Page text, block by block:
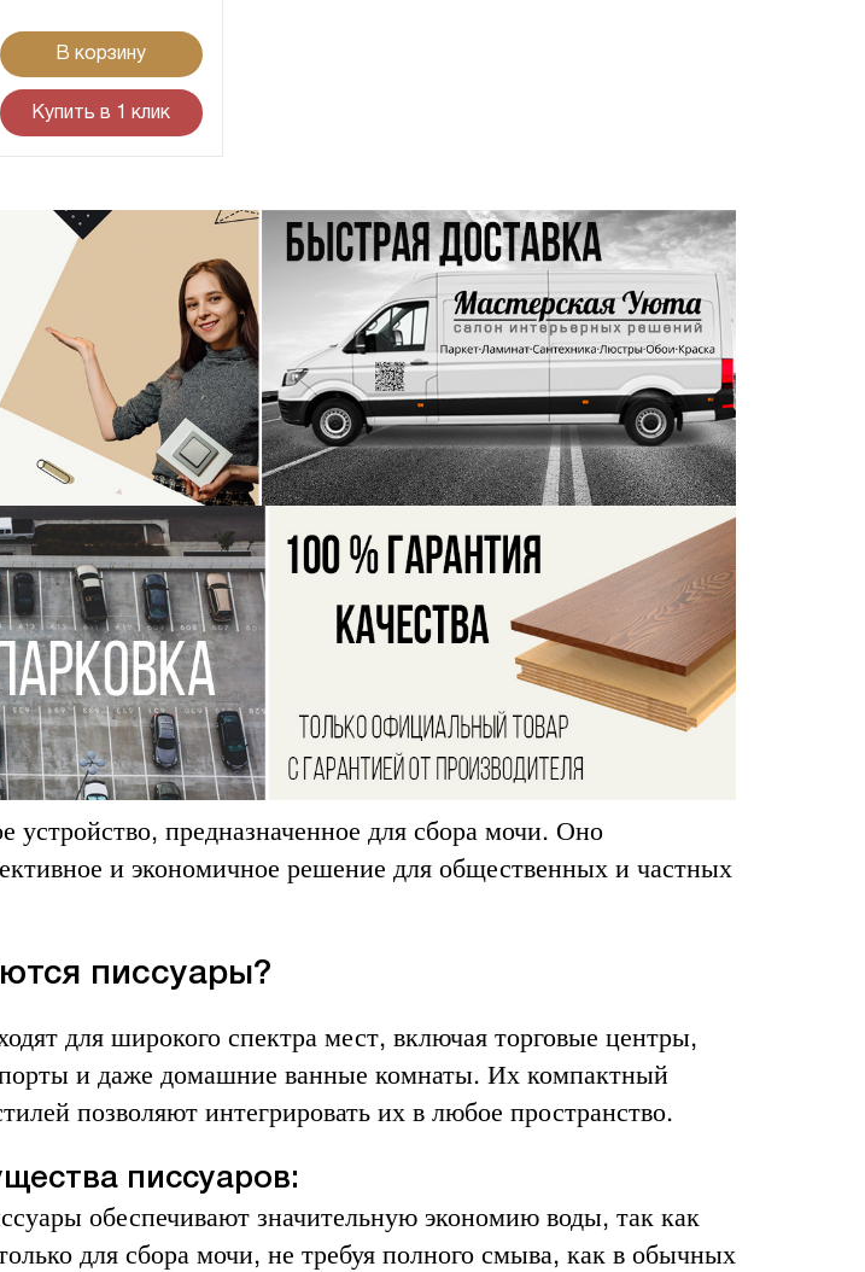
В корзину
Купить в 1 клик
устройство, предназначенное для сбора мочи. Оно
и экономичное решение для общественных и частных
писсуары?
для широкого спектра мест, включая торговые центры,
и даже домашние ванные комнаты. Их компактный
позволяют интегрировать их в любое пространство.
писсуаров:
обеспечивают значительную экономию воды, так как
для сбора мочи, не требуя полного смыва, как в обычных